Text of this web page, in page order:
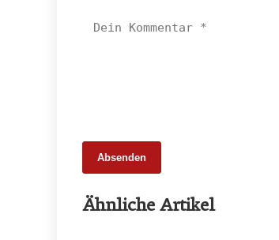
Absenden
Ähnliche Artikel
BIOFACH 2026: Bio-Markt im